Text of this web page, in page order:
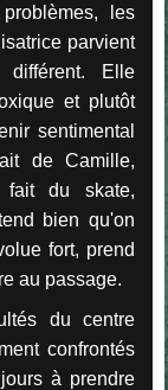
les
parvient
Elle
et plutôt
sentimental
de Camille,
fait du skate,
bien qu'on
fort, prend
au passage.
du centre
confrontés
à prendre